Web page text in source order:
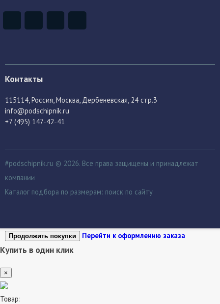
Контакты
115114 , Россия, Москва, Дербеневская, 24 стр.3
info@podschipnik.ru
+7 (495) 147-42-41
#podschipnik.ru © 2026. Все права защищены и принадлежат
компании
Каталог подбора по размерам: поиск по сайту
Продолжить покупки Перейти к оформлению заказа
Купить в один клик
×
Товар: